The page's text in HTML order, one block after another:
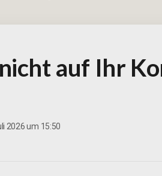
auf Ihr
2026 um 15:50